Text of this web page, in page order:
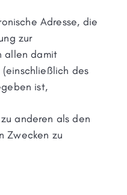
Adresse, die
zur
allen damit
des
ist,
anderen als den
Zwecken zu